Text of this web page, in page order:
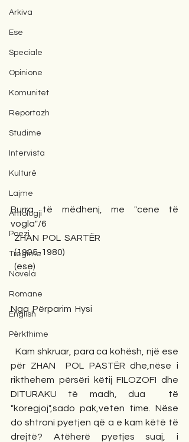
Arkiva
Ese
Speciale
Opinione
Komunitet
Reportazh
Studime
Intervista
Kulturë
Lajme
Antologji
Poezi
Tregime
Novela
Romane
English
Përkthime
Burra të mëdhenj, me "cene të
vogla"/6
  ZHAN  POL  SARTËR
  (1905-1980)
  (ese)
Nga  Përparim  Hysi
për ZHAN  POL PASTËR dhe,nëse i
rikthehem përsëri këtij FILOZOFI dhe
DITURAKU të madh, dua  të
"koregjoj",sado pak,veten time. Nëse
do shtroni pyetjen që a e kam këtë të
drejtë? Atëherë pyetjes suaj, i